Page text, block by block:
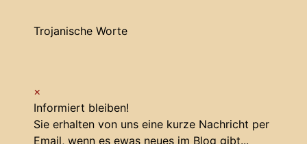
Trojanische Worte
×
Informiert bleiben!
Sie erhalten von uns eine kurze Nachricht per
Email, wenn es ewas neues im Blog gibt...